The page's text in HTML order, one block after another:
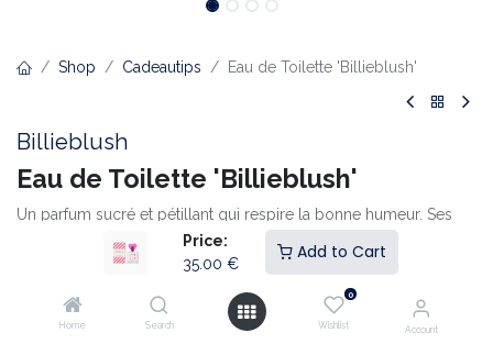
Price:
35.00 €
Add to Cart
Home Search
0
Wishlist Account
Shop Cadeautips Eau de Toilette 'Billieblush'
Billieblush
Eau de Toilette 'Billieblush'
Un parfum sucré et pétillant qui respire la bonne humeur. Ses
notes fruitées et fleuries laissent une empreinte douce et
joyeuse. Le flacon orné d’un bouchon en forme de cœur rose
Parfum sucré aux accents fruités et floraux